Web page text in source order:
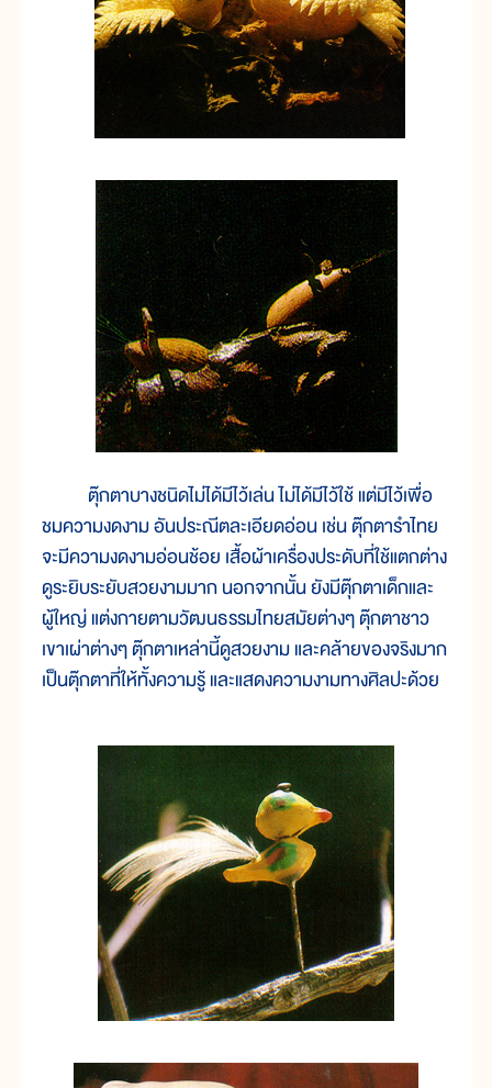
ตุ๊กตาบางชนิดไม่ได้มีไว้เล่น ไม่ได้มีไว้ใช้ แต่มีไว้เพื่อ
ชมความงดงาม อันประณีตละเอียดอ่อน เช่น ตุ๊กตารำไทย
จะมีความงดงามอ่อนช้อย เสื้อผ้าเครื่องประดับที่ใช้แตกต่าง
ดูระยิบระยับสวยงามมาก นอกจากนั้น ยังมีตุ๊กตาเด็กและ
ผู้ใหญ่ แต่งกายตามวัฒนธรรมไทยสมัยต่างๆ ตุ๊กตาชาว
เขาเผ่าต่างๆ ตุ๊กตาเหล่านี้ดูสวยงาม และคล้ายของจริงมาก
เป็นตุ๊กตาที่ให้ทั้งความรู้ และแสดงความงามทางศิลปะด้วย